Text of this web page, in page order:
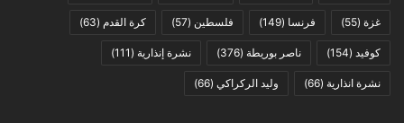
غزة (55) فرنسا (149) فلسطين (57) كرة القدم (63)
كوفيد (154) ناصر بوريطة (376) نشرة إنذارية (111)
نشرة انذارية (66) وليد الركراكي (66)